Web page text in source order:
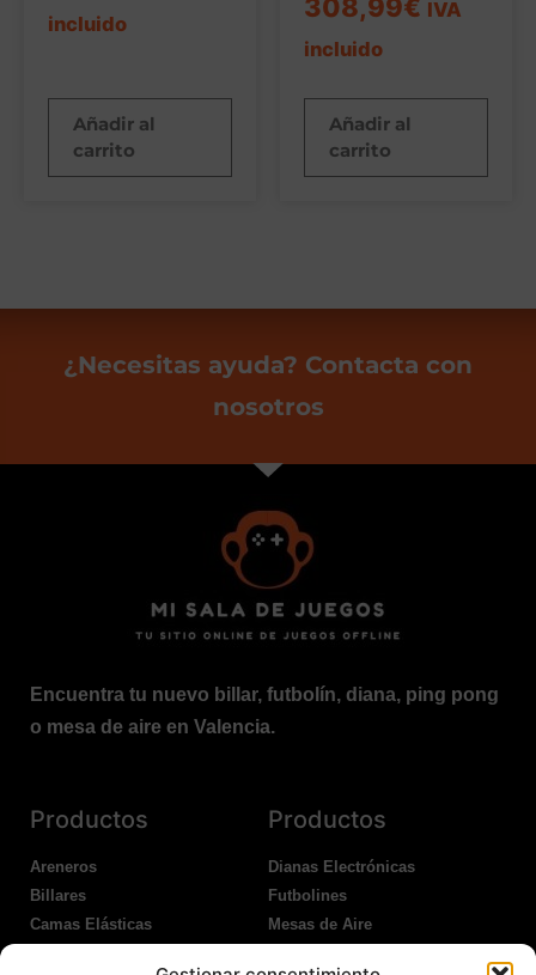
incluido
Añadir al
carrito
308,99€ IVA
incluido
Añadir al
carrito
¿Necesitas ayuda? Contacta con
nosotros
Encuentra tu nuevo billar, futbolín, diana, ping pong
o mesa de aire en Valencia.
Productos
Areneros
Billares
Camas Elásticas
Productos
Dianas Electrónicas
Futbolines
Mesas de Aire